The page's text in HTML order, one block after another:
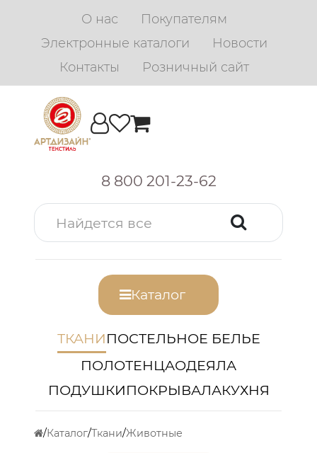
О нас
Покупателям
Электронные каталоги
Новости
Контакты
Розничный сайт
8 800 201-23-62
Каталог
ТКАНИПОСТЕЛЬНОЕ БЕЛЬЕ
ПОЛОТЕНЦАОДЕЯЛА
ПОДУШКИПОКРЫВАЛАКУХНЯ
Каталог Ткани Животные